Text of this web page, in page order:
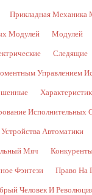
Прикладная Механика
Модулей Модулей
Следящие
Управлением
Исполнительных
Автоматики
Мяч
Фэнтези Право На
Человек И